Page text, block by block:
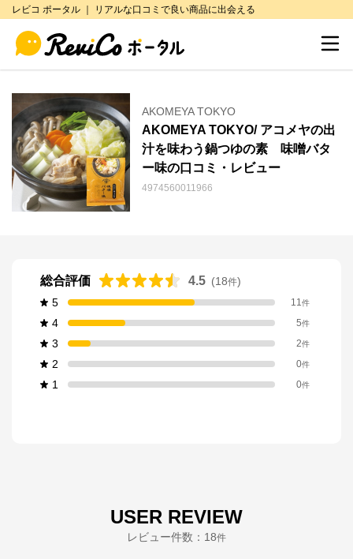
レビコ ポータル ｜ リアルな口コミで良い商品に出会える
AKOMEYA TOKYO
AKOMEYA TOKYO/ アコメヤの出
汁を味わう鍋つゆの素 味噌バタ
ー味の口コミ・レビュー
4974560011966
総合評価 4.5 (18件)
5
11件
4 5件
3 2件
2 0件
1 0件
USER REVIEW
レビュー件数： 18件